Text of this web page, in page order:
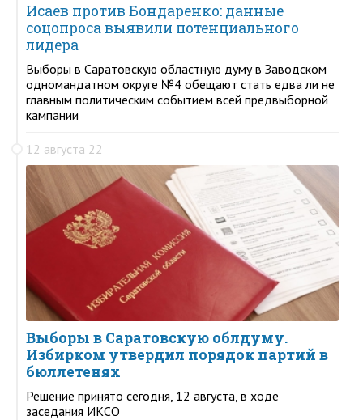
Исаев против Бондаренко: данные
соцопроса выявили потенциального
лидера
Выборы в Саратовскую областную думу в Заводском
одномандатном округе №4 обещают стать едва ли не
главным политическим событием всей предвыборной
кампании
12 августа 22
Выборы в Саратовскую облдуму.
Избирком утвердил порядок партий в
бюллетенях
Решение принято сегодня, 12 августа, в ходе
заседания ИКСО